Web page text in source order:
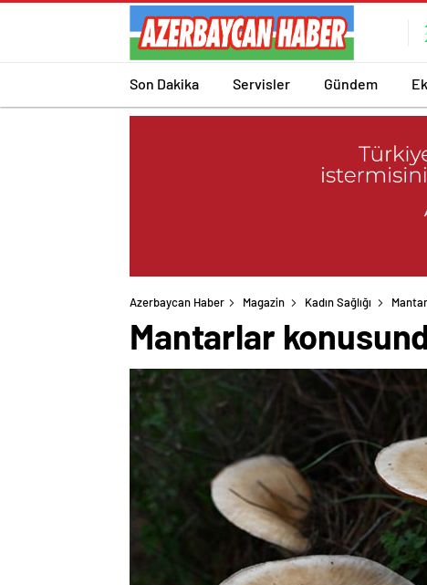
Son Dakika Servisler Gündem
Azerbaycan Haber Magazin Kadın Sağlığı
Mantarlar